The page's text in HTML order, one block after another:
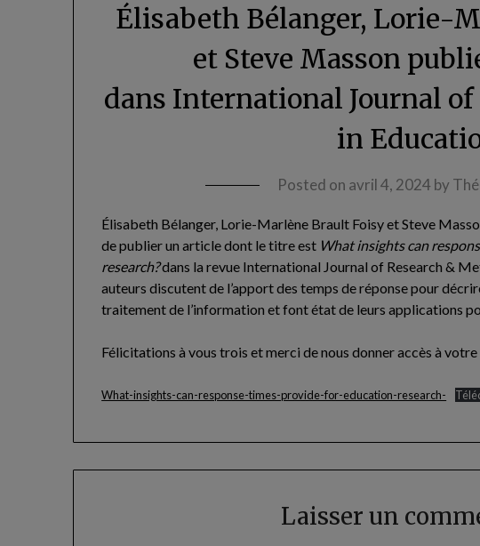
Élisabeth Bélanger, Lorie-
et Steve Masson
dans International Journal
in
Posted on avril 4, 2024by
Élisabeth Bélanger, Lorie-Marlène Brault Foisy et Steve
de publier un article dont le titre est What insights can
research?dans la revue International Journal of Research &
auteurs discutent de l’apport des temps de réponse pour
traitement de l’information et font état de leurs applications
Félicitations à vous trois et merci de nous donner accès à
What-insights-can-response-times-provide-for-education-research-
Laisser un